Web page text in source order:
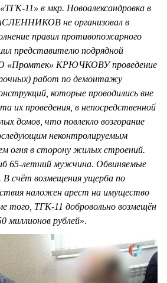
11» в мкр. Новоалександровка в
не организовал в
правил противопожарного
представителю подрядной
«Промтек» КРЮЧКОВУ проведение
работ по демонтажу
которые проводились вне
их проведения, в непосредственной
домов, что повлекло возгорание
неконтролируемым
огня в сторону жилых строений.
65-летний мужчина. Обвиняемые
В счёт возмещения ущерба по
наложен арест на имущество
того, ТГК-11 добровольно возмещён
миллионов рублей».